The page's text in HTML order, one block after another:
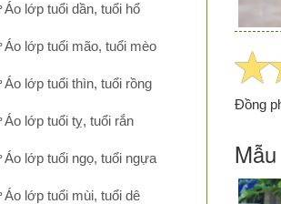
Đồng
Áo lớp tuổi dần, tuổi hổ
Áo lớp tuổi mão, tuổi mèo
Áo lớp tuổi thìn, tuổi rồng
Áo lớp tuổi tỵ, tuổi rắn
Áo lớp tuổi ngọ, tuổi ngựa
Áo lớp tuổi mùi, tuổi dê